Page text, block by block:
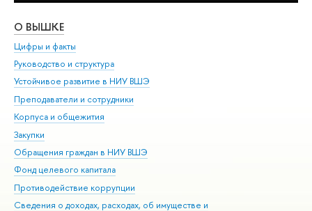
О ВЫШКЕ
Цифры и факты
Руководство и структура
Устойчивое развитие в НИУ ВШЭ
Преподаватели и сотрудники
Корпуса и общежития
Закупки
Обращения граждан в НИУ ВШЭ
Фонд целевого капитала
Противодействие коррупции
Сведения о доходах, расходах, об имуществе и